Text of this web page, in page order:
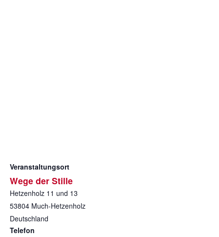
Veranstaltungsort
Wege der Stille
Hetzenholz 11 und 13
53804 Much-Hetzenholz
Deutschland
Telefon